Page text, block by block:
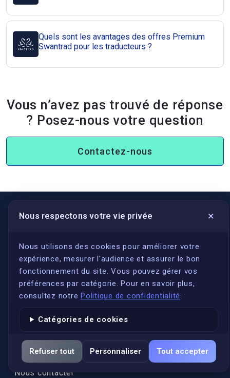
Quels sont les avantages des offres Premium
Swantrad pour les traducteurs ?
Vous n’avez pas trouvé de réponse
? Posez-nous votre question
Contactez-nous
Nous respectons votre vie privée ×
Nous utilisons des cookies pour améliorer votre
expérience, mesurer l'audience et assurer le bon
fonctionnement du site. Vous pouvez gérer vos
préférences par catégorie. Pour en savoir plus,
consultez notre Politique de confidentialité.
Catégories de cookies
Refuser tout Personnaliser Tout accepter
LIENS UTILES
S'inscrire
Qui sommes-nous ?
Conformité
Annuaires des traducteurs assermentés
Actualités
Services
FAQ
Nous contacter